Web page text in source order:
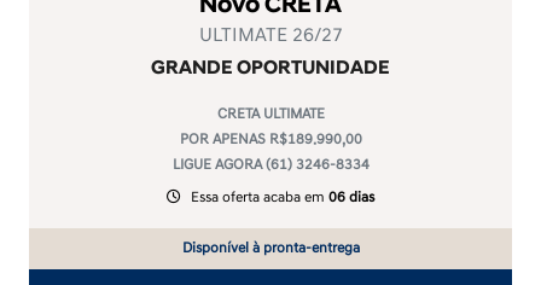
ULTIMATE 26/27
GRANDE OPORTUNIDADE
CRETA ULTIMATE
POR APENAS R$189.990,00
LIGUE AGORA (61) 3246-8334
Essa oferta acaba em 06 dias
Disponível à pronta-entrega